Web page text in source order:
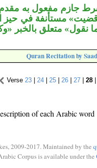
جازم مفعول به مقدم،
مستأنفة في حيز
متعلق بالخبر
Quran Recitation by
Verse 23| 24| 25| 26| 27| 28|
of each Arabic word
2009-2017. Maintained by the
Corpus is available under the